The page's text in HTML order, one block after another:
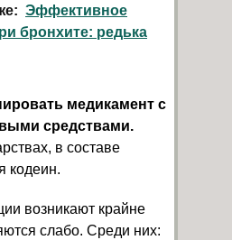
Эффективное
бронхите: редька
медикамент с
средствами.
в составе
кодеин.
возникают крайне
слабо. Среди них: